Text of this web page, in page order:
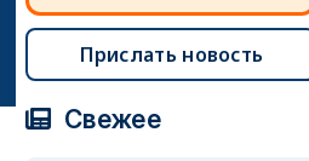
Прислать новость
Свежее